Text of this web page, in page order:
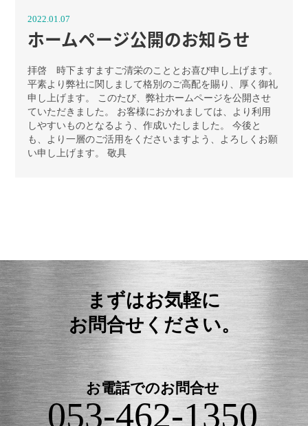
2022.01.07
ホームページ公開のお知らせ
拝啓 時下ますますご清栄のこととお喜び申し上げます。
平素より弊社に関しまして格別のご高配を賜り、厚く御礼
申し上げます。 このたび、弊社ホームページを公開させ
ていただきました。 お客様におかれましては、より利用
しやすいものとなるよう、作成いたしました。 今後と
も、より一層のご活用をくださいますよう、よろしくお願
い申し上げます。 敬具
まずはお気軽に
お問合せください。
お電話でのお問合せ
053-462-1350